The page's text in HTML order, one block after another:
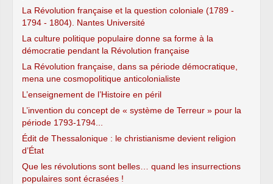
La Révolution française et la question coloniale (1789 -
1794 - 1804). Nantes Université
La culture politique populaire donne sa forme à la
démocratie pendant la Révolution française
La Révolution française, dans sa période démocratique,
mena une cosmopolitique anticolonialiste
L’enseignement de l’Histoire en péril
L’invention du concept de « système de Terreur » pour la
période 1793-1794...
Édit de Thessalonique : le christianisme devient religion
d’État
Que les révolutions sont belles… quand les insurrections
populaires sont écrasées !